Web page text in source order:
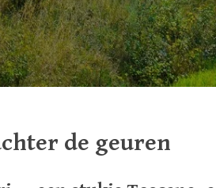
de geuren